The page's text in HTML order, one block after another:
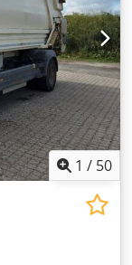
kort, BTFSE til
HS
bulky affald,
kamløfter til
Ioa
1 / 50